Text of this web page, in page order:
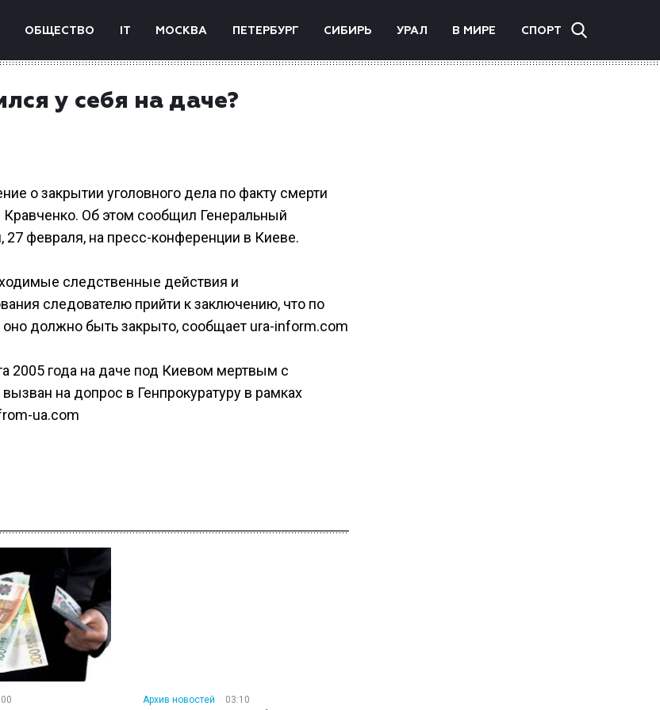
ОБЩЕСТВО IT МОСКВА ПЕТЕРБУРГ СИБИРЬ УРАЛ В МИРЕ СПОРТ
у себя на даче?
о закрытии уголовного дела по факту смерти
Об этом сообщил Генеральный
февраля, на пресс-конференции в Киеве.
следственные действия и
следователю прийти к заключению, что по
оно должно быть закрыто, сообщает ura-inform.com
2005 года на даче под Киевом мертвым с
на допрос в Генпрокуратуру в рамках
ua.com
Архив новостей 03:10